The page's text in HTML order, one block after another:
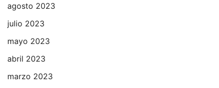
agosto 2023
julio 2023
mayo 2023
abril 2023
marzo 2023